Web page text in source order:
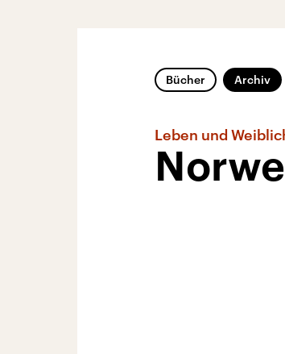
Bücher Archiv
Leben und